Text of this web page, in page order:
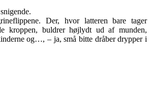
Der, hvor latteren bare tager
kroppen, buldrer højlydt ud af munden,
og…, – ja, små bitte dråber drypper i